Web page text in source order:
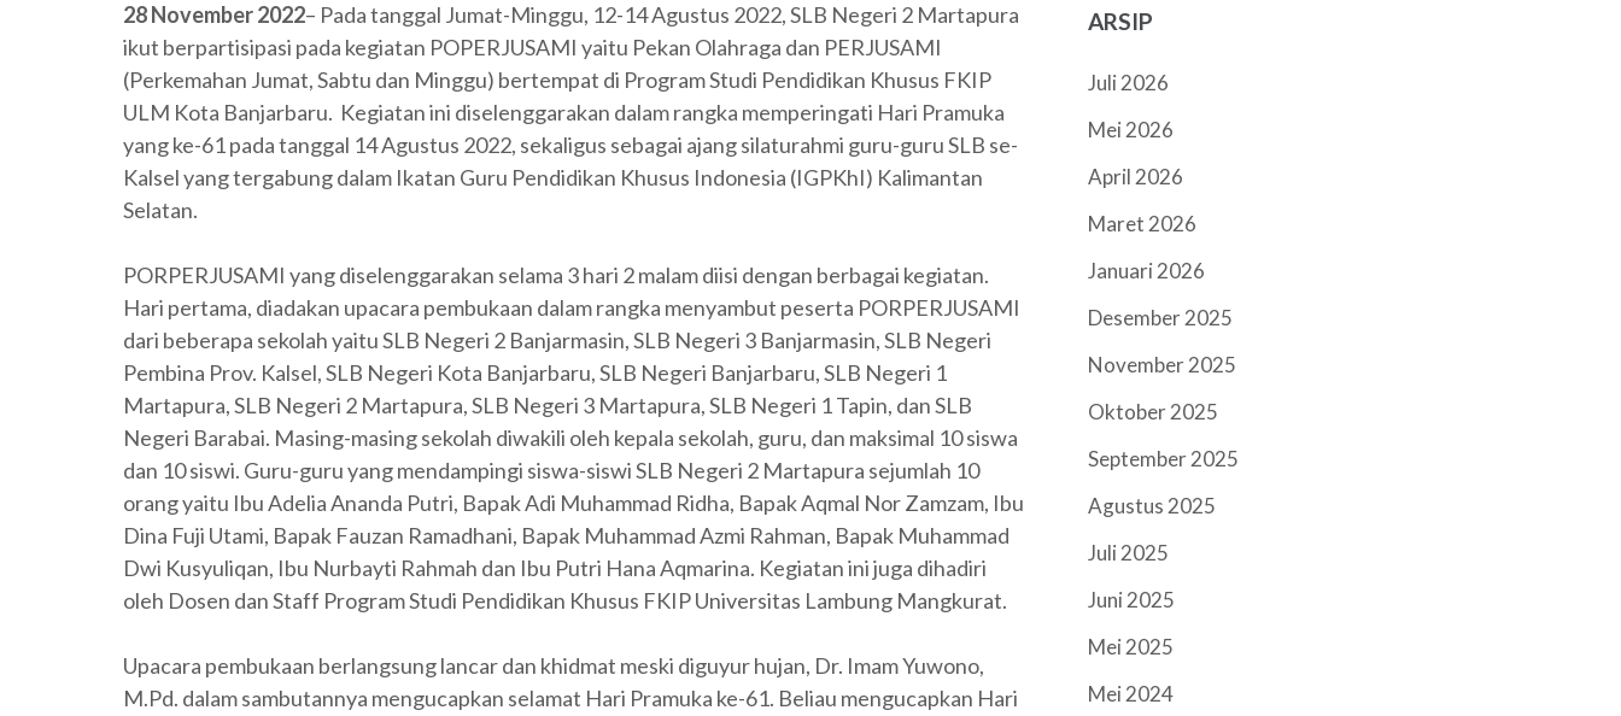
28 November 2022– Pada tanggal Jumat-Minggu, 12-14 Agustus 2022, SLB Negeri 2 Martapura
ikut berpartisipasi pada kegiatan POPERJUSAMI yaitu Pekan Olahraga dan PERJUSAMI
(Perkemahan Jumat, Sabtu dan Minggu) bertempat di Program Studi Pendidikan Khusus FKIP
ULM Kota Banjarbaru. Kegiatan ini diselenggarakan dalam rangka memperingati Hari Pramuka
yang ke-61 pada tanggal 14 Agustus 2022, sekaligus sebagai ajang silaturahmi guru-guru SLB se-
Kalsel yang tergabung dalam Ikatan Guru Pendidikan Khusus Indonesia (IGPKhI) Kalimantan
Selatan.
PORPERJUSAMI yang diselenggarakan selama 3 hari 2 malam diisi dengan berbagai kegiatan.
Hari pertama, diadakan upacara pembukaan dalam rangka menyambut peserta PORPERJUSAMI
dari beberapa sekolah yaitu SLB Negeri 2 Banjarmasin, SLB Negeri 3 Banjarmasin, SLB Negeri
Pembina Prov. Kalsel, SLB Negeri Kota Banjarbaru, SLB Negeri Banjarbaru, SLB Negeri 1
Martapura, SLB Negeri 2 Martapura, SLB Negeri 3 Martapura, SLB Negeri 1 Tapin, dan SLB
Negeri Barabai. Masing-masing sekolah diwakili oleh kepala sekolah, guru, dan maksimal 10 siswa
dan 10 siswi. Guru-guru yang mendampingi siswa-siswi SLB Negeri 2 Martapura sejumlah 10
orang yaitu Ibu Adelia Ananda Putri, Bapak Adi Muhammad Ridha, Bapak Aqmal Nor Zamzam, Ibu
Dina Fuji Utami, Bapak Fauzan Ramadhani, Bapak Muhammad Azmi Rahman, Bapak Muhammad
Dwi Kusyuliqan, Ibu Nurbayti Rahmah dan Ibu Putri Hana Aqmarina. Kegiatan ini juga dihadiri
oleh Dosen dan Staff Program Studi Pendidikan Khusus FKIP Universitas Lambung Mangkurat.
Upacara pembukaan berlangsung lancar dan khidmat meski diguyur hujan, Dr. Imam Yuwono,
M.Pd. dalam sambutannya mengucapkan selamat Hari Pramuka ke-61. Beliau mengucapkan Hari
ARSIP
Juli 2026
Mei 2026
April 2026
Maret 2026
Januari 2026
Desember 2025
November 2025
Oktober 2025
September 2025
Agustus 2025
Juli 2025
Juni 2025
Mei 2025
Mei 2024